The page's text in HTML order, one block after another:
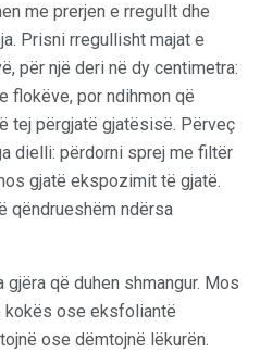
me prerjen e rregullt dhe
Prisni rregullisht majat e
për një deri në dy centimetra:
flokëve, por ndihmon që
tej përgjatë gjatësisë. Përveç
dielli: përdorni sprej me filtër
gjatë ekspozimit të gjatë.
qëndrueshëm ndërsa
që duhen shmangur. Mos
kokës ose eksfoliantë
ose dëmtojnë lëkurën.